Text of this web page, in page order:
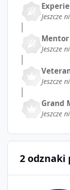
Jeszcze
Mentor
Jeszcze
Jeszcze
Grand
Jeszcze
2 odznaki